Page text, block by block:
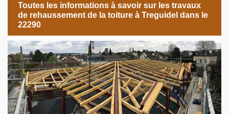
Toutes les informations à savoir sur les travaux
de rehaussement de la toiture à Treguidel dans le
22290